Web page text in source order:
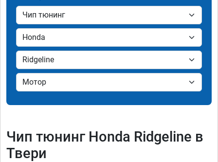
Чип тюнинг Honda Ridgeline в
Твери